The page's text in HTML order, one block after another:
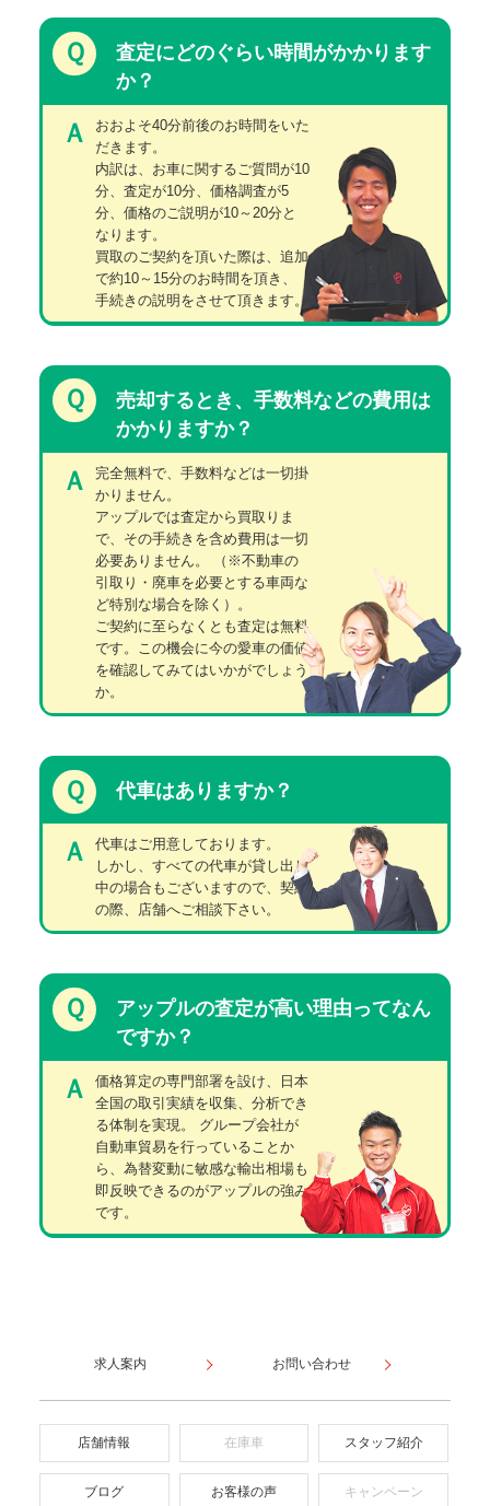
Ｑ
査定にどのぐらい時間がかかります
か？
Ａ
おおよそ40分前後のお時間をいた
だきます。
内訳は、お車に関するご質問が10
分、査定が10分、価格調査が5
分、価格のご説明が10～20分と
なります。
買取のご契約を頂いた際は、追加
で約10～15分のお時間を頂き、
手続きの説明をさせて頂きます。
Ｑ
売却するとき、手数料などの費用は
かかりますか？
Ａ
完全無料で、手数料などは一切掛
かりません。
アップルでは査定から買取りま
で、その手続きを含め費用は一切
必要ありません。
（※不動車の
引取り・廃車を必要とする車両な
ど特別な場合を除く）。
ご契約に至らなくとも査定は無料
です。この機会に今の愛車の価値
を確認してみてはいかがでしょう
か。
Ｑ 代車はありますか？
Ａ
代車はご用意しております。
しかし、すべての代車が貸し出し
中の場合もございますので、契約
の際、店舗へご相談下さい。
Ｑ
アップルの査定が高い理由ってなん
ですか？
Ａ
価格算定の専門部署を設け、日本
全国の取引実績を収集、分析でき
る体制を実現。 グループ会社が
自動車貿易を行っていることか
ら、為替変動に敏感な輸出相場も
即反映できるのがアップルの強み
です。
求人案内 お問い合わせ
店舗情報 在庫車 スタッフ紹介
ブログ お客様の声 キャンペーン